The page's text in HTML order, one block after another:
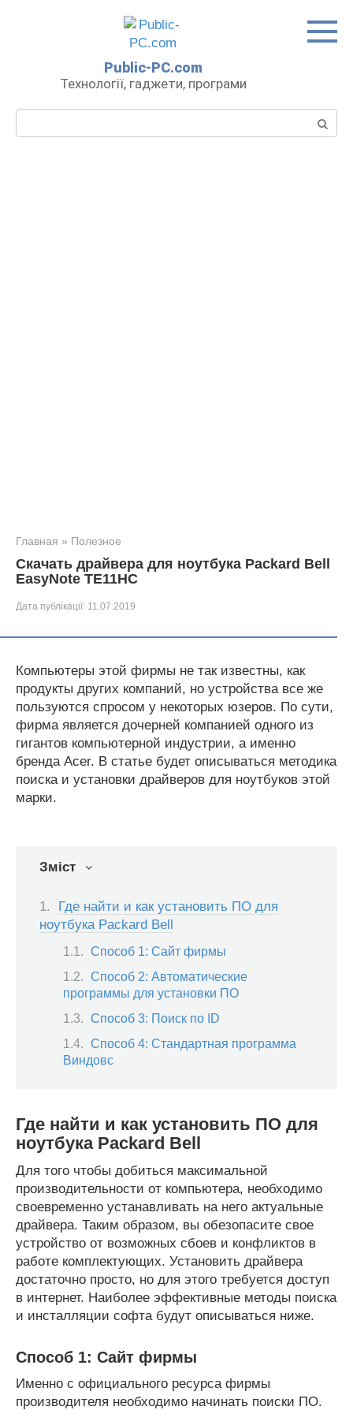
Public-PC.com
Технології, гаджети, програми
Главная » Полезное
Скачать драйвера для ноутбука Packard Bell
EasyNote TE11HC
Дата публікації: 11.07.2019
Компьютеры этой фирмы не так известны, как
продукты других компаний, но устройства все же
пользуются спросом у некоторых юзеров. По сути,
фирма является дочерней компанией одного из
гигантов компьютерной индустрии, а именно
бренда Acer. В статье будет описываться методика
поиска и установки драйверов для ноутбуков этой
марки.
Зміст
Где найти и как установить ПО для
ноутбука Packard Bell
Способ 1: Сайт фирмы
Способ 2: Автоматические
программы для установки ПО
Способ 3: Поиск по ID
Способ 4: Стандартная программа
Виндовс
Где найти и как установить ПО для
ноутбука Packard Bell
Для того чтобы добиться максимальной
производительности от компьютера, необходимо
своевременно устанавливать на него актуальные
драйвера. Таким образом, вы обезопасите свое
устройство от возможных сбоев и конфликтов в
работе комплектующих. Установить драйвера
достаточно просто, но для этого требуется доступ
в интернет. Наиболее эффективные методы поиска
и инсталляции софта будут описываться ниже.
Способ 1: Сайт фирмы
Именно с официального ресурса фирмы
производителя необходимо начинать поиски ПО.